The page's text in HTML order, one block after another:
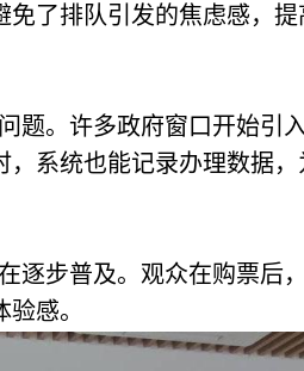
了排队引发的焦虑感，
。许多政府窗口开始引
系统也能记录办理数据
逐步普及。观众在购票后
感。